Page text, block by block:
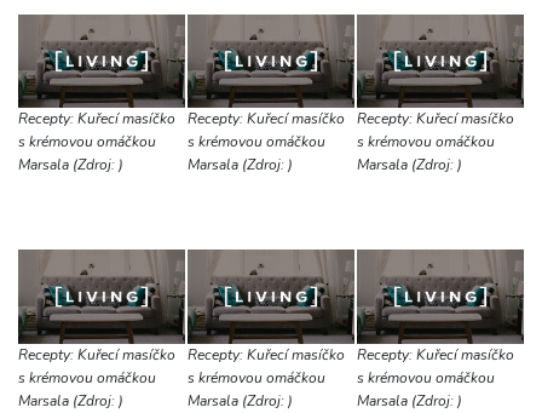
Recepty: Kuřecí masíčko
s krémovou omáčkou
Marsala (Zdroj: )
Recepty: Kuřecí masíčko
s krémovou omáčkou
Marsala (Zdroj: )
Recepty: Kuřecí masíčko
s krémovou omáčkou
Marsala (Zdroj: )
Recepty: Kuřecí masíčko
s krémovou omáčkou
Marsala (Zdroj: )
Recepty: Kuřecí masíčko
s krémovou omáčkou
Marsala (Zdroj: )
Recepty: Kuřecí masíčko
s krémovou omáčkou
Marsala (Zdroj: )